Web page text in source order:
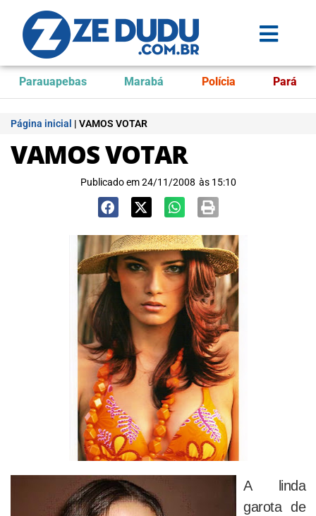
Parauapebas Marabá Polícia Pará
Página inicial | VAMOS VOTAR
VAMOS VOTAR
Publicado em 24/11/2008 às 15:10
A linda
garota de